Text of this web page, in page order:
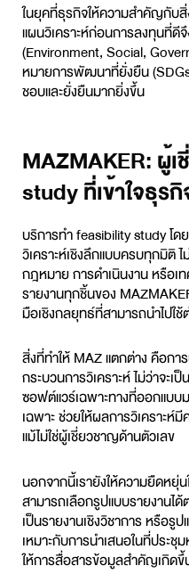
ในยุคที่ธุรกิจให้ความสำคัญกับ
แผนวิเคราะห์ก่อนการลงทุนที่ดี
(Environment, Social,
หมายการพัฒนาที่ยั่งยืน
ชอบและยั่งยืนมากยิ่งขึ้น
MAZMAKER: ผู้
study ที่เข้าใจธุร
บริการทำfeasibility studyโด
วิเคราะห์เชิงลึกแบบครบทุกมิติ
กฎหมาย การดำเนินงาน หรือเ
รายงานทุกชิ้นของ
มือเชิงกลยุทธ์ที่สามารถนำไปใ
สิ่งที่ทำให้ MAZ แตกต่าง คือกา
กระบวนการวิเคราะห์ ไม่ว่าจะ
ซอฟต์แวร์เฉพาะทางที่ออกแบบ
เฉพาะ ช่วยให้ผลการวิเคราะห์
แม้ไม่ใช่ผู้เชี่ยวชาญด้านตัวเลข
นอกจากนี้เรายังให้ความยืดห
สามารถเลือกรูปแบบรายงานได้
เป็นรายงานเชิงวิชาการ หรือ
เหมาะกับการนำเสนอในที่ประ
ให้การสื่อสารข้อมูลสำคัญเกิดขึ้